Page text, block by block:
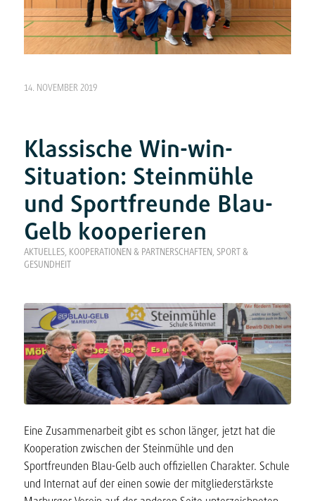
14. NOVEMBER 2019
Klassische Win-win-
Situation: Steinmühle
und Sportfreunde Blau-
Gelb kooperieren
AKTUELLES, KOOPERATIONEN & PARTNERSCHAFTEN, SPORT &
GESUNDHEIT
Eine Zusammenarbeit gibt es schon länger, jetzt hat die
Kooperation zwischen der Steinmühle und den
Sportfreunden Blau-Gelb auch offiziellen Charakter. Schule
und Internat auf der einen sowie der mitgliederstärkste